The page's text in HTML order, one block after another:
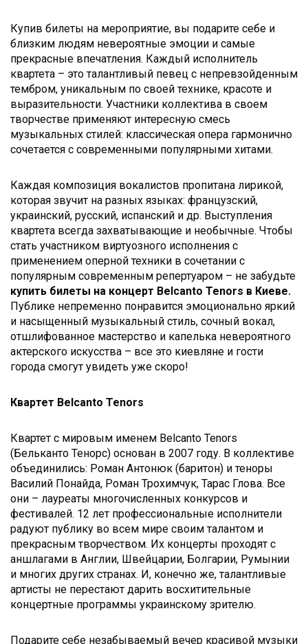
Купив билеты на мероприятие, вы подарите себе и
близким людям невероятные эмоции и самые
прекрасные впечатления. Каждый исполнитель
квартета – это талантливый певец с непревзойденным
тембром, уникальным по своей технике, красоте и
выразительности. Участники коллектива в своем
творчестве применяют интересную смесь
музыкальных стилей: классическая опера гармонично
сочетается с современными популярными хитами.
Каждая композиция вокалистов пропитана лирикой,
которая звучит на разных языках: французский,
украинский, русский, испанский и др. Выступления
квартета всегда захватывающие и необычные. Чтобы
стать участником виртуозного исполнения с
применением оперной техники в сочетании с
популярным современным репертуаром – не забудьте
купить билеты на концерт Belcanto Tenors в Киеве.
Публике непременно понравится эмоционально яркий
и насыщенный музыкальный стиль, сочный вокал,
отшлифованное мастерство и капелька невероятного
актерского искусства – все это киевляне и гости
города смогут увидеть уже скоро!
Квартет Belcanto Tenors
Квартет с мировым именем Belcanto Tenors
(Бельканто Тенорс) основан в 2007 году. В коллективе
объединились: Роман Антонюк (баритон) и теноры
Василий Понайда, Роман Трохимчук, Тарас Глова. Все
они – лауреаты многочисленных конкурсов и
фестивалей. 12 лет профессиональные исполнители
радуют публику во всем мире своим талантом и
прекрасным творчеством. Их концерты проходят с
аншлагами в Англии, Швейцарии, Болгарии, Румынии
и многих других странах. И, конечно же, талантливые
артисты не перестают дарить восхитительные
концертные программы украинскому зрителю.
Подарите себе незабываемый вечер красивой музыки